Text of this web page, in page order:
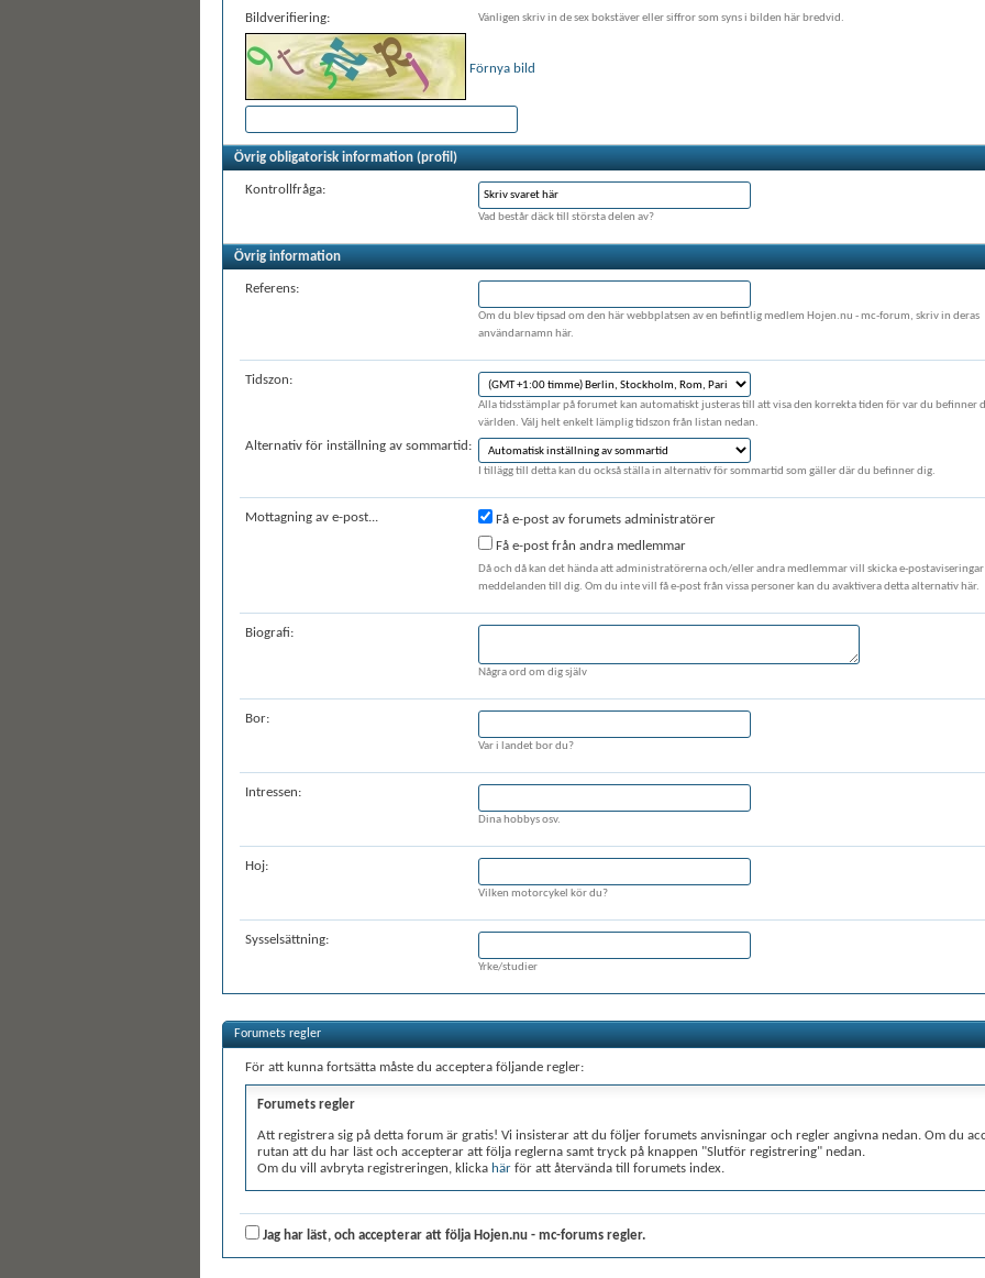
Bildverifiering: Vänligen skriv in de sex bokstäver eller siffror som syns i bilden här bredvid.
Förnya bild
Övrig obligatorisk information (profil)
Kontrollfråga:
Vad består däck till största delen av?
Övrig information
Referens:
Om du blev tipsad om den här webbplatsen av en befintlig medlem Hojen.nu - mc-forum, skriv in deras
användarnamn här.
Tidszon:
Alla tidsstämplar på forumet kan automatiskt justeras till att visa den korrekta tiden för var du befinner
världen. Välj helt enkelt lämplig tidszon från listan nedan.
Alternativ för inställning av sommartid:
I tillägg till detta kan du också ställa in alternativ för sommartid som gäller där du befinner dig.
Mottagning av e-post...
Få e-post av forumets administratörer
Få e-post från andra medlemmar
Då och då kan det hända att administratörerna och/eller andra medlemmar vill skicka e-
meddelanden till dig. Om du inte vill få e-post från vissa personer kan du avaktivera detta alternativ här.
Biografi:
Några ord om dig själv
Bor:
Var i landet bor du?
Intressen:
Dina hobbys osv.
Hoj:
Vilken motorcykel kör du?
Sysselsättning:
Yrke/studier
Forumets regler
För att kunna fortsätta måste du acceptera följande regler:
Forumets regler
Att registrera sig på detta forum är gratis! Vi insisterar att du följer forumets anvisningar och regler angivna nedan. Om du
rutan att du har läst och accepterar att följa reglerna samt tryck på knappen "Slutför registrering" nedan.
Om du vill avbryta registreringen, klicka här för att återvända till forumets index.
granska alla meddelanden. Alla meddelanden uttrycker den enskilde författarens åsikter. Varken ägarna av Hojen.nu - mc-
(utvecklare av vBulletin) kan hållas ansvariga för innehållet i något meddelande.
Genom att acceptera dessa regler garanterar du att du inte kommer att posta några meddelande som är obscena, vulgära,
Jag har läst, och accepterar att följa Hojen.nu - mc-forums regler.